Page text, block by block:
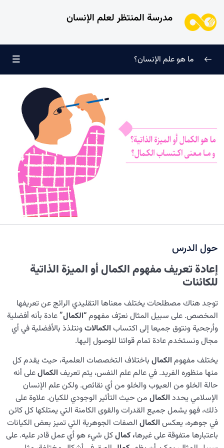
مدرسة المنتظر لعلم الإنسان
الطفل الغالي للروح 0/6
الإنسان ورغبته اللانهائية 0/12
0/24
ما هو الكمال أو الميزة الذاتية؟ وما معنى اكتساب الكمال؟
میزات الکائنات الذاتیة کیف تقسّمها إلى خمسة أقسام؟
ماهو قانون الزوجية؟ وماهي المعايير المهمة المتوفرة في
ما هي حقيقة الوجود الإنساني؟ ما هو الإنسان؟
تعریف أبعاد الوجود الإنساني؛ هل لدى الإنسان بعدًا آخر غیر
البعد الجسدي؟
تعريف البعد الجمادي للإنسان، مصدر اهتمامه بالرفاهية و
الأمور المادية
ما هو البعد النباتي للإنسان، مكانة الإنسان في البعد النباتي
ما هي النفس الحيوانیة؟ ما هي السمات التي نشاركها مع
الحيوانات؟
ما هو العقل؟ | العقل ليس دائما مبدأ تفوّق الإنسان
ما معنى “الأنا الحقيقية” في الوجود البشري؟ | التعريف لمفهوم
ما هو علم الإنسان؟
حول الدرس
إعادة تعريف مفهوم الكمال أو الميزة الذاتية
للكائنات
توجد هناك مصطلحات يختلف معناها التقليدي الرائج عن تعريفها
المخصص. على سبيل المثال نعرّف مفهوم“الكمال”عادة بأنه أفضلية
وأرجحية ونتوق جميعا إلى اكتساب الكمالاتونتلذذ بالأفضلية في أي
مجال ونستخدم عادة تمام قواتنا للوصول إليها.
يختلف مفهوم الكمال باختلاف التخصصات العلمية، حيث يقدم كل
منها منظوره الفريد. في عالم علم النفس، يتم تعريف الكمالعلى أنه
حالة الخلو من العيوب والخلو من أي نقائص. ولكن علم الإنسان
الإسلامي يحدد الكمال من حيث التأثير الوجودي للكيان. علاوة على
ذلك، فهو يشمل جميع القدرات والقوى الكامنة التي يمتلكها كل كائن
في جوهره، يعكس الكمال الصفات الجوهرية التي تميز بعض الكيانات
باعتبارها متفوقة على غيرها، كمالكل شيء هو أي عمل قادر عليه. على